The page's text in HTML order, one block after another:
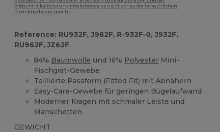
Bildschirmkalibrierung möglicherweise nicht genau der tatsächlichen
Produktfarbe entspricht.
Reference: RU932F, J962F, R-932F-0, J932F,
RU962F, JZ62F
84% Baumwolle und 16% Polyester Mini-
Fischgrat-Gewebe
Taillierte Passform (Fitted Fit) mit Abnähern
Easy-Care-Gewebe für geringen Bügelaufwand
Moderner Kragen mit schmaler Leiste und
Manschetten
GEWICHT